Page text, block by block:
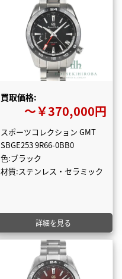
買取価格:
〜￥370,000円
スポーツコレクション GMT
SBGE253 9R66-0BB0
色:ブラック
材質:ステンレス・セラミック
詳細を見る